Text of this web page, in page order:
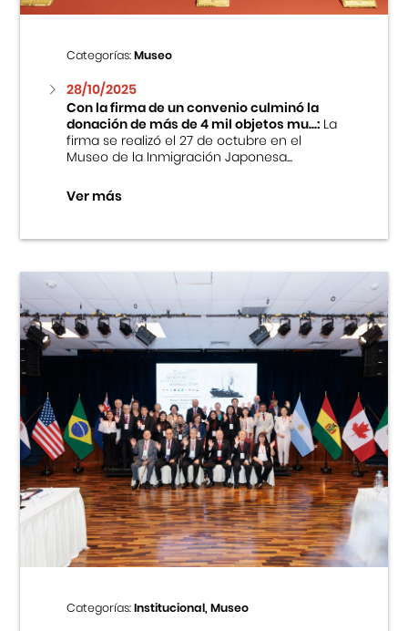
Categorías:Museo
28/10/2025
Con la firma de un convenio culminó la
donación de más de 4 mil objetos mu...:La
firma se realizó el 27 de octubre en el
Museo de la Inmigración Japonesa...
Ver más
Categorías:Institucional, Museo